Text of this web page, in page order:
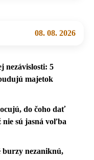
08. 08. 2026
nezávislosti: 5
majetok
do čoho dať
nie sú jasná voľba
burzy nezaniknú,